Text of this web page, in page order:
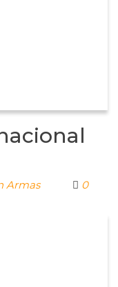
Armas 0